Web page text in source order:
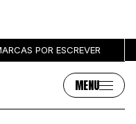
POR ESCREVER
MENU